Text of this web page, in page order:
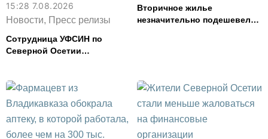
15:28 7.08.2026
Новости, Пресс релизы
Сотрудница УФСИН по
Северной Осетии
смыслов»
Вторичное жилье
незначительно подешевело